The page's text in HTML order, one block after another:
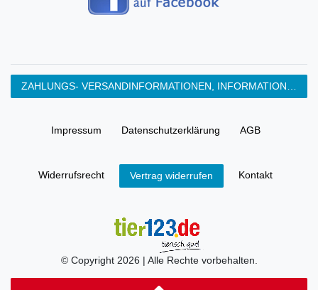
ZAHLUNGS- VERSANDINFORMATIONEN, INFORMATION ZUR BATTERIEENTSORGUNG und Barrierefreiheitserklärung
Impressum Daten­schutz­erklärung AGB
Widerrufs­recht Vertrag widerrufen Kontakt
© Copyright 2026 | Alle Rechte vorbehalten.